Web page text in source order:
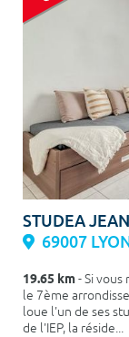
Votre date
STUDEA
69007
19.65 km- Si
le 7ème
loue l'un de ses
de l'IEP, la réside...